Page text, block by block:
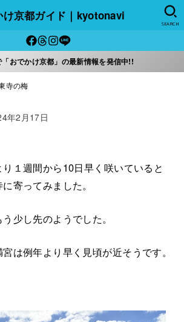
け京都ガイド｜kyotonavi
SEARCH
おでかけ京都」の最新情報を発信中!!
寺の梅
年2月17日
１週間から10日早く咲いていると
寄ってみました。
少し先のようでした。
は例年より早く見頃が近そうです。